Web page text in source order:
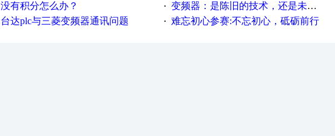
没有积分怎么办？ · 变频器：是陈旧的技术，还是未来的幕后英雄？
台达plc与三菱变频器通讯问题 · 难忘初心参赛:不忘初心，砥砺前行